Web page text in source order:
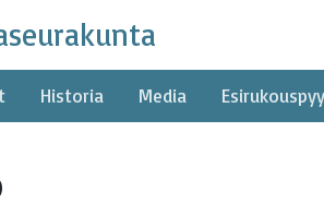
Historia Media